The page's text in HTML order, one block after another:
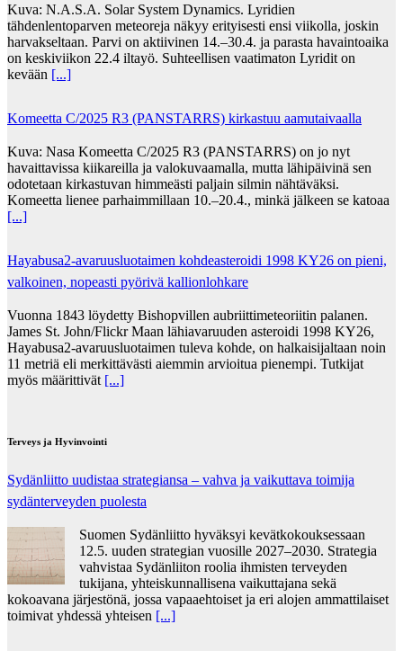
Kuva: N.A.S.A. Solar System Dynamics. Lyridien
tähdenlentoparven meteoreja näkyy erityisesti ensi viikolla, joskin
harvakseltaan. Parvi on aktiivinen 14.–30.4. ja parasta havaintoaika
on keskiviikon 22.4 iltayö. Suhteellisen vaatimaton Lyridit on
kevään [...]
Komeetta C/2025 R3 (PANSTARRS) kirkastuu aamutaivaalla
Kuva: Nasa Komeetta C/2025 R3 (PANSTARRS) on jo nyt
havaittavissa kiikareilla ja valokuvaamalla, mutta lähipäivinä sen
odotetaan kirkastuvan himmeästi paljain silmin nähtäväksi.
Komeetta lienee parhaimmillaan 10.–20.4., minkä jälkeen se katoaa
[...]
Hayabusa2-avaruusluotaimen kohdeasteroidi 1998 KY26 on pieni,
valkoinen, nopeasti pyörivä kallionlohkare
Vuonna 1843 löydetty Bishopvillen aubriittimeteoriitin palanen.
James St. John/Flickr Maan lähiavaruuden asteroidi 1998 KY26,
Hayabusa2-avaruusluotaimen tuleva kohde, on halkaisijaltaan noin
11 metriä eli merkittävästi aiemmin arvioitua pienempi. Tutkijat
myös määrittivät [...]
Terveys ja Hyvinvointi
Sydänliitto uudistaa strategiansa – vahva ja vaikuttava toimija
sydänterveyden puolesta
Suomen Sydänliitto hyväksyi kevätkokouksessaan
12.5. uuden strategian vuosille 2027–2030. Strategia
vahvistaa Sydänliiton roolia ihmisten terveyden
tukijana, yhteiskunnallisena vaikuttajana sekä
kokoavana järjestönä, jossa vapaaehtoiset ja eri alojen ammattilaiset
toimivat yhdessä yhteisen [...]